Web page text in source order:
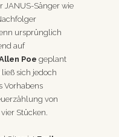
JANUS-Sänger wie
ursprünglich
auf
Poe geplant
sich jedoch
Vorhabens
von
Stücken.